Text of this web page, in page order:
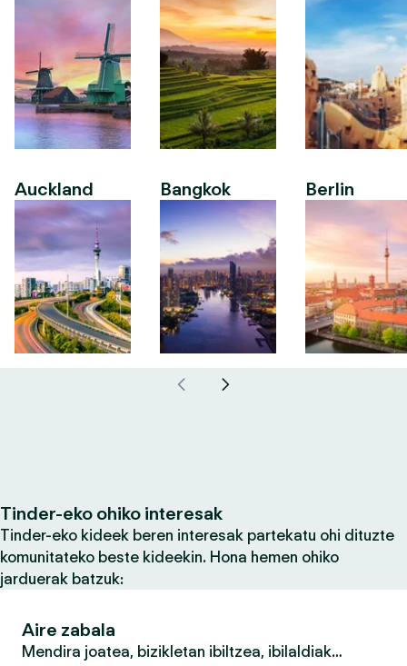
Auckland Bangkok Berlin
Tinder-eko ohiko interesak
Tinder-eko kideek beren interesak partekatu ohi dituzte
komunitateko beste kideekin. Hona hemen ohiko
jarduerak batzuk:
Aire zabala
Mendira joatea, bizikletan ibiltzea, ibilaldiak…